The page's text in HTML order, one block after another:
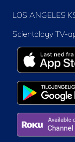
LOS ANGELES
Scientology TV-